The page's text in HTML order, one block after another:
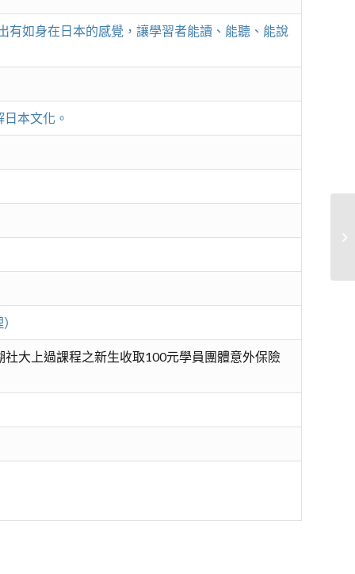
有如身在日本的感覺，讓學習者能讀、能聽、能說
本文化。
大上過課程之新生收取100元學員團體意外保險